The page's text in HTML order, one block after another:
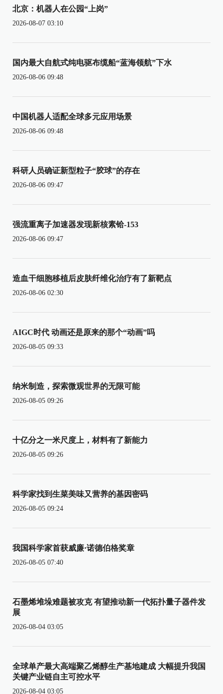
北京：机器人在公园“上岗”
2026-08-07 03:10
国内最大自航式纯电驱布缆船“蓝海领航”下水
2026-08-06 09:48
中国机器人适配全球多元应用场景
2026-08-06 09:48
科研人员确证新型粒子“胶球”的存在
2026-08-06 09:47
强流重离子加速器发现新核素铪-153
2026-08-06 09:47
造血干细胞移植后皮肤纤维化治疗有了新靶点
2026-08-06 02:30
AIGC时代 动画还是原来的那个“动画”吗
2026-08-05 09:33
纳米制造，探索微观世界的无限可能
2026-08-05 09:26
十亿分之一米尺度上，材料有了新能力
2026-08-05 09:26
科学家找到生菜美味又营养的基因密码
2026-08-05 09:24
我国科学家首获威廉·诺德伯格奖章
2026-08-05 07:40
石墨烯堆垛难题被攻克 有望推动新一代拓扑量子器件发
展
2026-08-04 03:05
全球单产最大高端聚乙烯醇生产基地建成 大幅提升我国
关键产业链自主可控水平
2026-08-04 03:05